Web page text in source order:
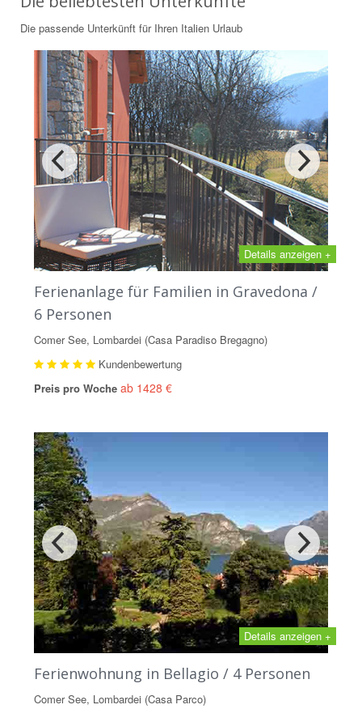
Die passende Unterkünft für Ihren Italien Urlaub
Details anzeigen +
Ferienanlage für Familien in Gravedona /
6 Personen
Comer See, Lombardei (Casa Paradiso Bregagno)
Kundenbewertung
Preis pro Woche ab 1428 €
Details anzeigen +
Ferienwohnung in Bellagio / 4 Personen
Comer See, Lombardei (Casa Parco)